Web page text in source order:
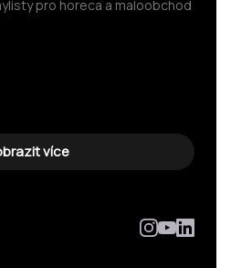
pro horeca a maloobchod
více